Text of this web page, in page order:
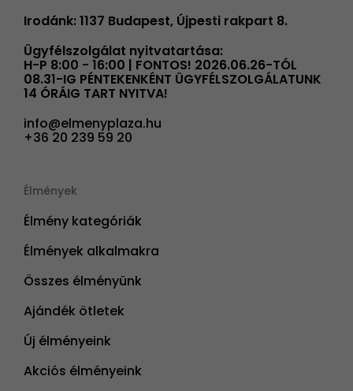
Irodánk: 1137 Budapest, Újpesti rakpart 8.
Ügyfélszolgálat nyitvatartása:
H-P 8:00 - 16:00 | FONTOS! 2026.06.26-TÓL
08.31-IG PÉNTEKENKÉNT ÜGYFÉLSZOLGÁLATUNK
14 ÓRÁIG TART NYITVA!
info@elmenyplaza.hu
+36 20 239 59 20
Élmények
Élmény kategóriák
Élmények alkalmakra
Összes élményünk
Ajándék ötletek
Új élményeink
Akciós élményeink